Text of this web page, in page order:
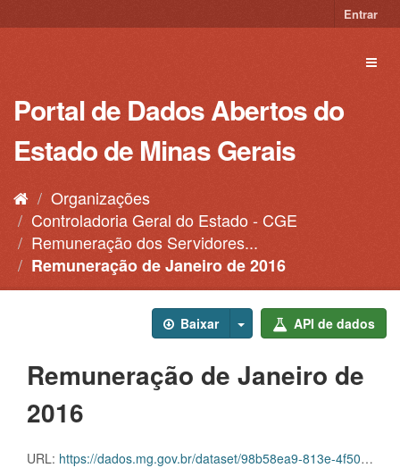
para
Entrar
Portal de Dados Abertos do
Estado de Minas Gerais
Organizações
Controladoria Geral do Estado - CGE
Remuneração dos Servidores...
Remuneração de Janeiro de 2016
Baixar API de dados
Remuneração de Janeiro de
2016
URL: https://dados.mg.gov.br/dataset/98b58ea9-813e-4f50-8555-4ec0e15bbe91/resource/cc0b6a2b-a60e-44a0-90a9-c17bdfa394bb/download/servidores-2016-01.csv